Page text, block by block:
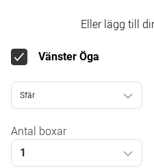
Eller lägg till
Vänster Öga
Sfär
Antal boxar
1